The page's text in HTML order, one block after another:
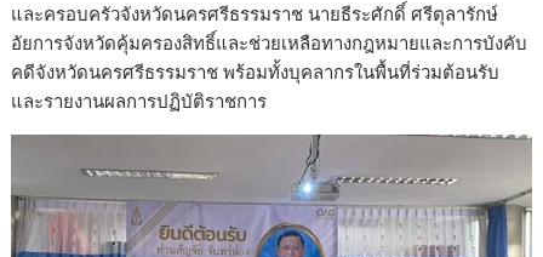
และครอบครัวจังหวัดนครศรีธรรมราช นายธีระศักดิ์ ศรีตุลารักษ์
อัยการจังหวัดคุ้มครองสิทธิ์และช่วยเหลือทางกฎหมายและการบังคับ
คดีจังหวัดนครศรีธรรมราช พร้อมทั้งบุคลากรในพื้นที่ร่วมต้อนรับ
และรายงานผลการปฏิบัติราชการ